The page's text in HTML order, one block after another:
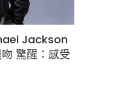
Jackson
驚醒：感受